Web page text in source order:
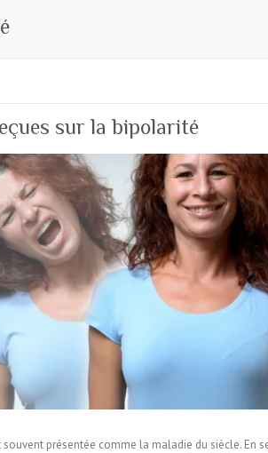
sur la bipolarité
présentée comme la maladie du siècle. En